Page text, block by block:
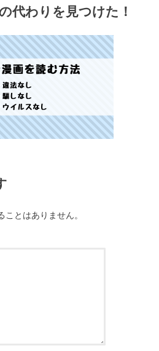
代わりを見つけた！
ことはありません。